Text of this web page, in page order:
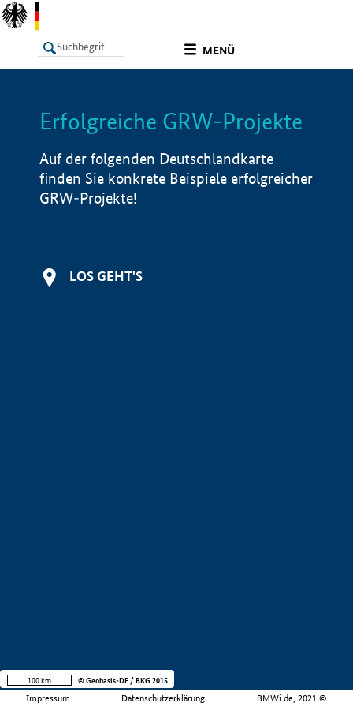
MENÜ
LISTE Info
Erfolgreiche GRW-Projekte
Auf der folgenden Deutschlandkarte
finden Sie konkrete Beispiele erfolgreicher
GRW-Projekte!
LOS GEHT'S
Impressum Datenschutzerklärung BMWi.de, 2021 ©
100 km © Geobasis-DE / BKG 2015